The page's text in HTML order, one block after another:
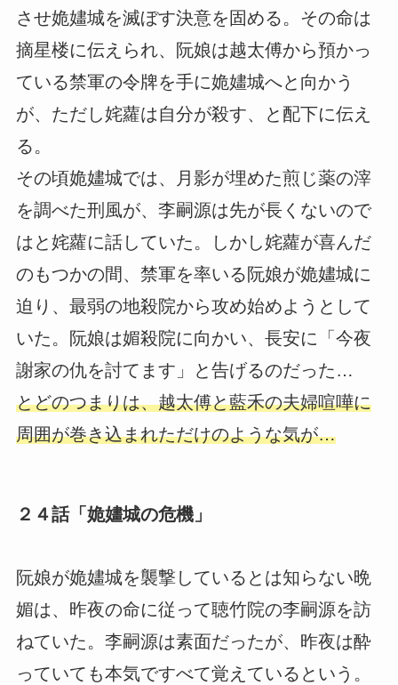
させ姽嫿城を滅ぼす決意を固める。その命は
摘星楼に伝えられ、阮娘は越太傅から預かっ
ている禁軍の令牌を手に姽嫿城へと向かう
が、ただし姹蘿は自分が殺す、と配下に伝え
る。
その頃姽嫿城では、月影が埋めた煎じ薬の滓
を調べた刑風が、李嗣源は先が長くないので
はと姹蘿に話していた。しかし姹蘿が喜んだ
のもつかの間、禁軍を率いる阮娘が姽嫿城に
迫り、最弱の地殺院から攻め始めようとして
いた。阮娘は媚殺院に向かい、長安に「今夜
謝家の仇を討てます」と告げるのだった…
とどのつまりは、越太傅と藍禾の夫婦喧嘩に
周囲が巻き込まれただけのような気が…
２４話「姽嫿城の危機」
阮娘が姽嫿城を襲撃しているとは知らない晩
媚は、昨夜の命に従って聴竹院の李嗣源を訪
ねていた。李嗣源は素面だったが、昨夜は酔
っていても本気ですべて覚えているという。